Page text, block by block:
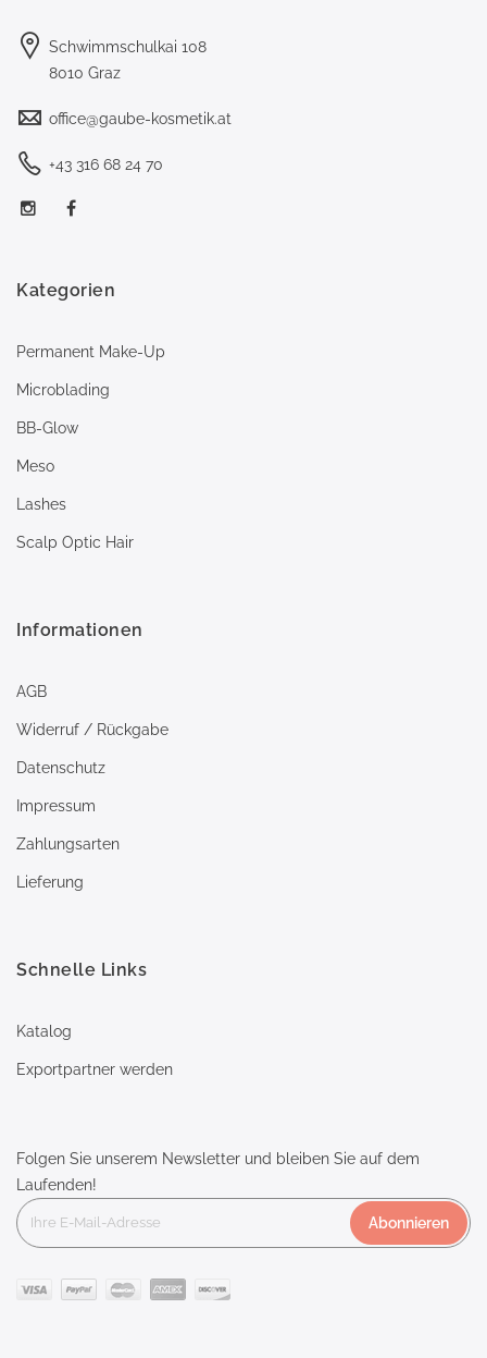
Schwimmschulkai 108
8010 Graz
office@gaube-kosmetik.at
+43 316 68 24 70
Kategorien
Permanent Make-Up
Microblading
BB-Glow
Meso
Lashes
Scalp Optic Hair
Informationen
AGB
Widerruf / Rückgabe
Datenschutz
Impressum
Zahlungsarten
Lieferung
Schnelle Links
Katalog
Exportpartner werden
Folgen Sie unserem Newsletter und bleiben Sie auf dem
Laufenden!
Abonnieren